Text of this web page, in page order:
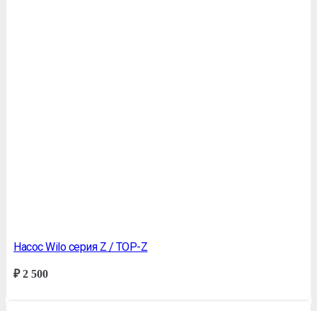
Насос Wilo серия Z / TOP-Z
₽2 500